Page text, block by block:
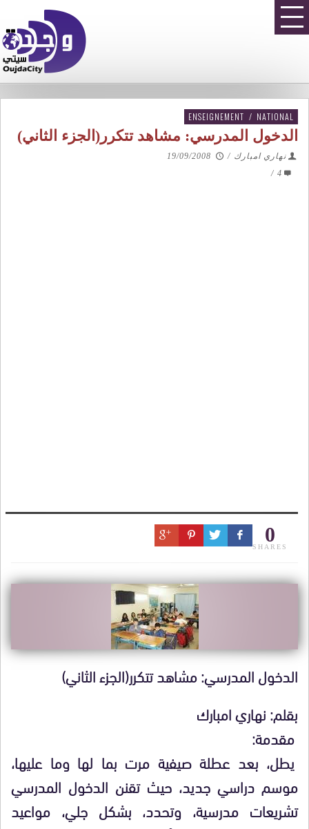
ENSEIGNEMENT / NATIONAL
الدخول المدرسي: مشاهد تتكرر(الجزء الثاني)
نهاري امبارك /
19/09/2008
4
/
0
SHARES
الدخول المدرسي: مشاهد تتكرر(الجزء الثاني)
بقلم: نهاري امبارك
مقدمة:
يطل، بعد عطلة صيفية مرت بما لها وما عليها،
موسم دراسي جديد، حيث تقنن الدخول المدرسي
تشريعات مدرسية، وتحدد، بشكل جلي، مواعيد